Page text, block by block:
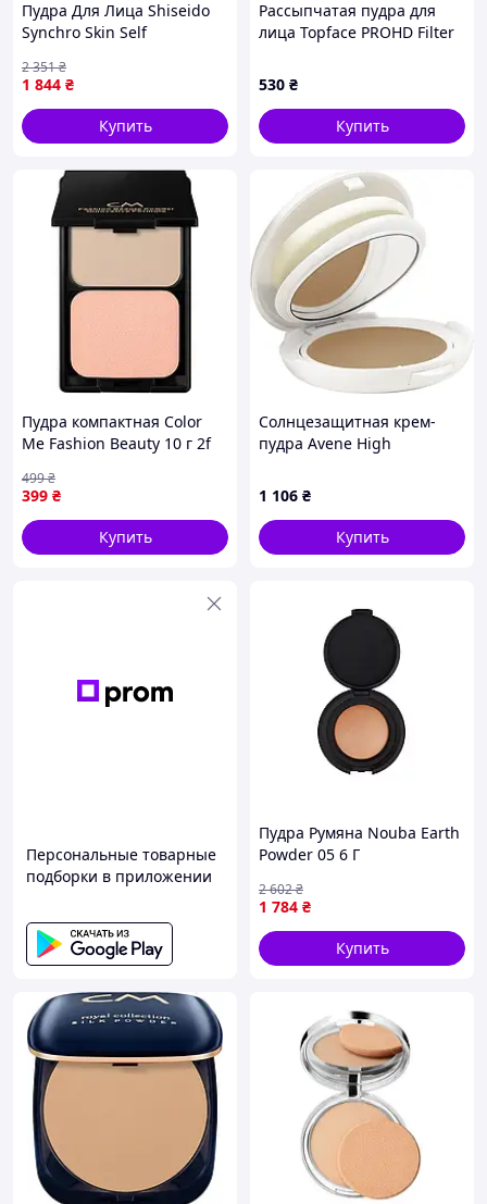
Пудра Для Лица Shiseido
Synchro Skin Self
Powder Foundation 240
Quartz 9 Г
1 844 ₴
2 351₴
Купить
Рассыпчатая пудра для
лица Topface PROHD Filter
PT273.004 9 г
530 ₴
Купить
Пудра компактная Color
Me Fashion Beauty 10 г 2f
399 ₴
499₴
Купить
Солнцезащитная крем-
пудра Avene High
минеральными фильтрами
Бежевая 10 г
(3282770100228)
1 106 ₴
Купить
Персональные товарные
подборки в приложении
Пудра Румяна Nouba Earth
Powder 05 6 Г
1 784 ₴
2 602₴
Купить